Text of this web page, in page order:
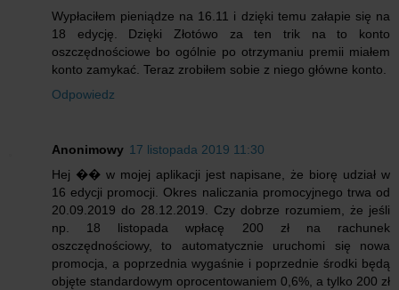
Wypłaciłem pieniądze na 16.11 i dzięki temu załapie się na
18 edycję. Dzięki Złotówo za ten trik na to konto
oszczędnościowe bo ogólnie po otrzymaniu premii miałem
konto zamykać. Teraz zrobiłem sobie z niego główne konto.
Odpowiedz
Anonimowy 17 listopada 2019 11:30
Hej �� w mojej aplikacji jest napisane, że biorę udział w
16 edycji promocji. Okres naliczania promocyjnego trwa od
20.09.2019 do 28.12.2019. Czy dobrze rozumiem, że jeśli
np. 18 listopada wpłacę 200 zł na rachunek
oszczędnościowy, to automatycznie uruchomi się nowa
promocja, a poprzednia wygaśnie i poprzednie środki będą
objęte standardowym oprocentowaniem 0,6%, a tylko 200 zł